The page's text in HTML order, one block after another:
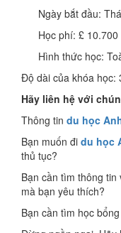
Ngày bắt đầu:
Học phí: £
Hình thức học:
Độ dài của khóa học:
Hãy liên hệ với
Thông tin du học
Bạn muốn đi du học
thủ tục?
Bạn cần tìm thông
mà bạn yêu thích?
Bạn cần tìm học bổng